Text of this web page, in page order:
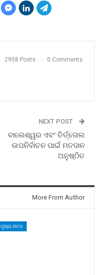
2958 Posts 0 Comments
NEXT POST
ବାଲେଶ୍ୱର ଏବଂ ତିର୍ତ୍ତୋଲ
ଉପନିର୍ବାଚନ ପାଇଁ ମତଦାନ
ଅନୁଷ୍ଠିତ
More From Author
ମୁଖ୍ୟ ଖବର